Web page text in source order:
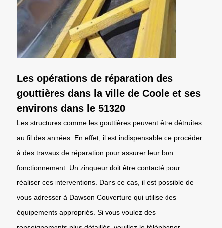
Les opérations de réparation des
gouttières dans la ville de Coole et ses
environs dans le 51320
Les structures comme les gouttières peuvent être détruites
au fil des années. En effet, il est indispensable de procéder
à des travaux de réparation pour assurer leur bon
fonctionnement. Un zingueur doit être contacté pour
réaliser ces interventions. Dans ce cas, il est possible de
vous adresser à Dawson Couverture qui utilise des
équipements appropriés. Si vous voulez des